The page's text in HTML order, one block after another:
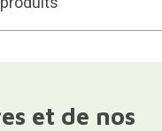
et de nos